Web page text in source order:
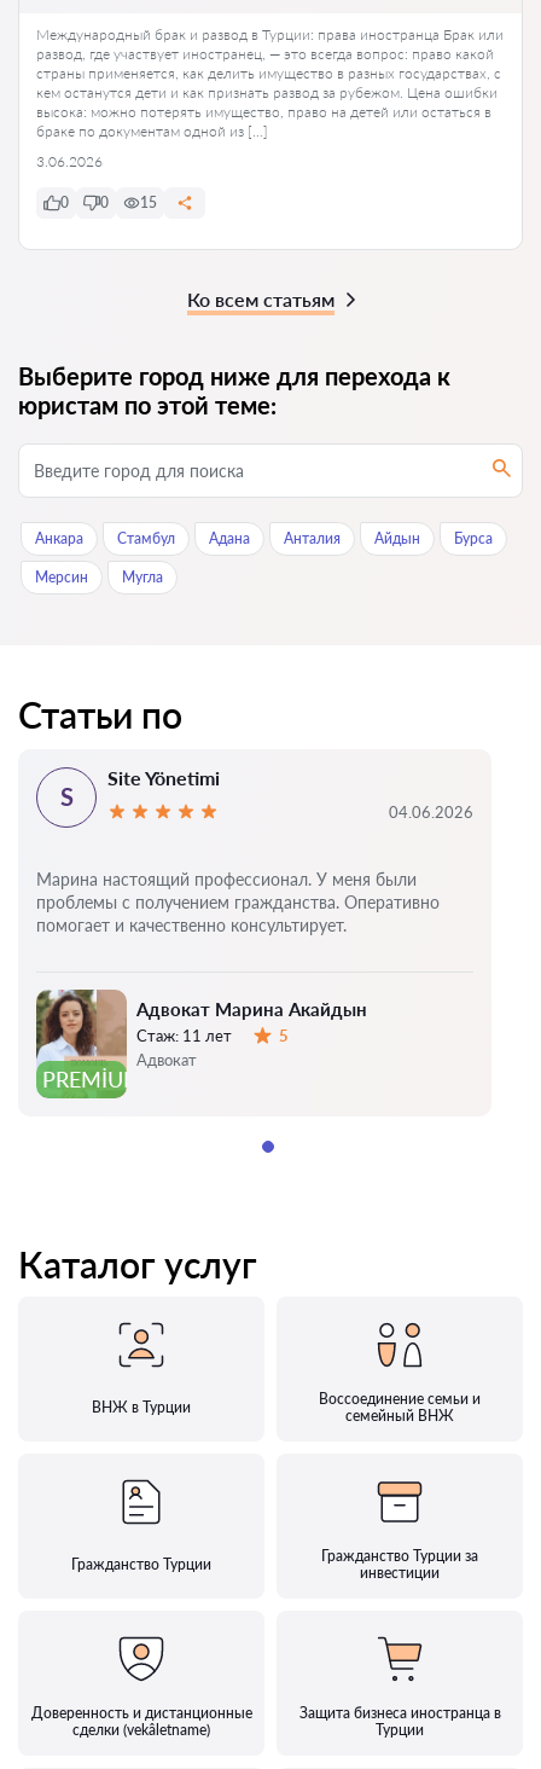
Международный брак и развод в Турции: права иностранца Брак или
развод, где участвует иностранец, — это всегда вопрос: право какой
страны применяется, как делить имущество в разных государствах, с
кем останутся дети и как признать развод за рубежом. Цена ошибки
высока: можно потерять имущество, право на детей или остаться в
браке по документам одной из […]
3.06.2026
0 0 15
Ко всем статьям
Выберите город ниже для перехода к
юристам по этой теме:
Анкара Стамбул Адана Анталия Айдын Бурса
Мерсин Мугла
Статьи по
PREMIUM
Адвокат Марина Акайдын
Стаж: 11 лет
5
Адвокат
S
Site Yönetimi
04.06.2026
Марина настоящий профессионал. У меня были
проблемы с получением гражданства. Оперативно
помогает и качественно консультирует.
Каталог услуг
ВНЖ в Турции
Воссоединение семьи и
семейный ВНЖ
Гражданство Турции
Гражданство Турции за
инвестиции
Доверенность и дистанционные
сделки (vekâletname)
Защита бизнеса иностранца в
Турции